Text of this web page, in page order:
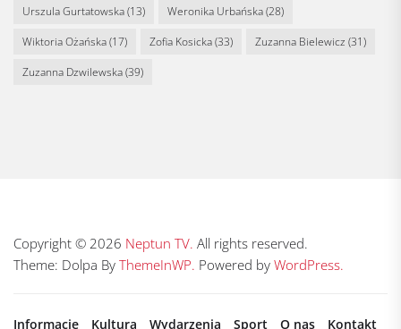
Urszula Gurtatowska(13) Weronika Urbańska(28)
Wiktoria Ożańska(17) Zofia Kosicka(33) Zuzanna Bielewicz (31)
Zuzanna Dzwilewska(39)
Copyright © 2026 Neptun TV. All rights reserved.
Theme: Dolpa By ThemeInWP. Powered by WordPress.
Informacje Kultura Wydarzenia Sport O nas Kontakt